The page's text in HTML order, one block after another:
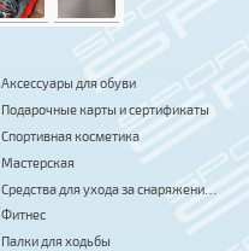
Аксессуары для обуви
Подарочные карты и сертификаты
Спортивная косметика
Мастерская
Средства для ухода за снаряжением
Фитнес
Палки для ходьбы